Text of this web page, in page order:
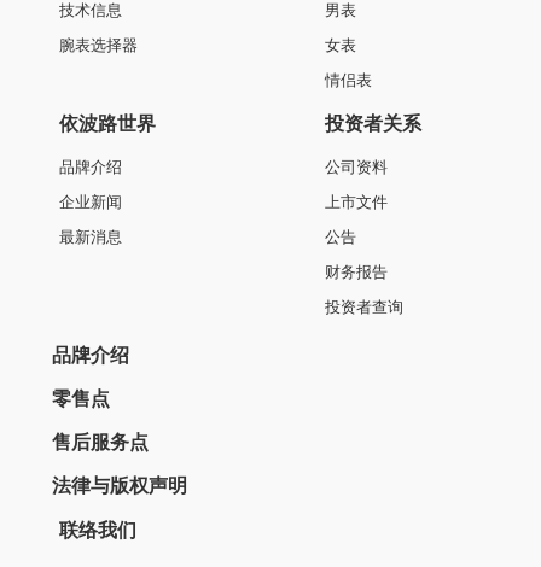
技术信息
腕表选择器
男表
女表
情侣表
依波路世界
品牌介绍
企业新闻
最新消息
投资者关系
公司资料
上市文件
公告
财务报告
投资者查询
品牌介绍
零售点
售后服务点
法律与版权声明
联络我们